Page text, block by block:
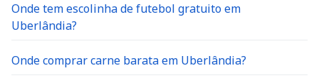
Onde tem escolinha de futebol gratuito em
Uberlândia?
Onde comprar carne barata em Uberlândia?